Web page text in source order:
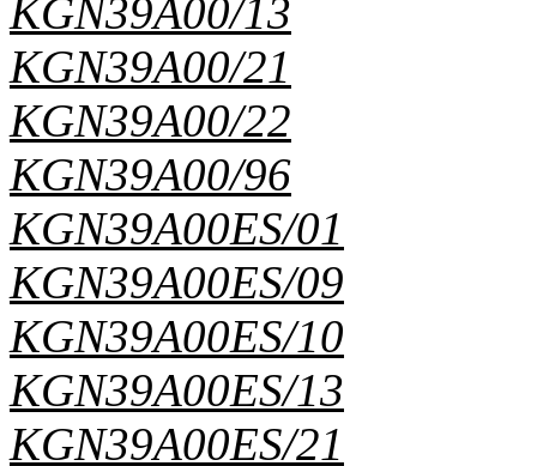
KGN39A00/13
KGN39A00/21
KGN39A00/22
KGN39A00/96
KGN39A00ES/01
KGN39A00ES/09
KGN39A00ES/10
KGN39A00ES/13
KGN39A00ES/21